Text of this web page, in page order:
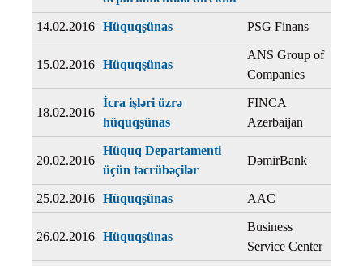
14.02.2016 Hüquqşünas PSG Finans
15.02.2016 Hüquqşünas
ANS Group of
Companies
18.02.2016
İcra işləri üzrə
hüquqşünas
FINCA
Azerbaijan
20.02.2016
Hüquq Departamenti
üçün təcrübəçilər
DəmirBank
25.02.2016 Hüquqşünas AAC
26.02.2016 Hüquqşünas
Business
Service Center